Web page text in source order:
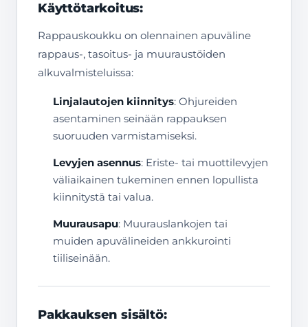
Käyttötarkoitus:
Rappauskoukku on olennainen apuväline
rappaus-, tasoitus- ja muuraustöiden
alkuvalmisteluissa:
Linjalautojen kiinnitys: Ohjureiden
asentaminen seinään rappauksen
suoruuden varmistamiseksi.
Levyjen asennus: Eriste- tai muottilevyjen
väliaikainen tukeminen ennen lopullista
kiinnitystä tai valua.
Muurausapu: Muurauslankojen tai
muiden apuvälineiden ankkurointi
tiiliseinään.
Pakkauksen sisältö: